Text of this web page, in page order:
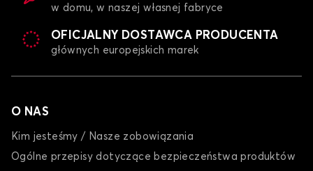
w domu, w naszej własnej fabryce
OFICJALNY DOSTAWCA PRODUCENTA
głównych europejskich marek
O NAS
Kim jesteśmy / Nasze zobowiązania
Ogólne przepisy dotyczące bezpieczeństwa produktów